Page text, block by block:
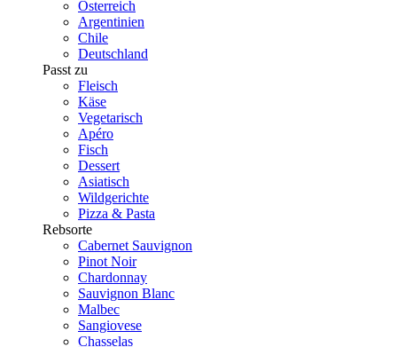
Österreich
Argentinien
Chile
Deutschland
Passt zu
Fleisch
Käse
Vegetarisch
Apéro
Fisch
Dessert
Asiatisch
Wildgerichte
Pizza & Pasta
Rebsorte
Cabernet Sauvignon
Pinot Noir
Chardonnay
Sauvignon Blanc
Malbec
Sangiovese
Chasselas